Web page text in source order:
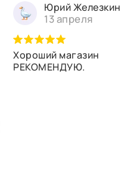
Юрий Железкин
13 апреля
Хороший магазин
РЕКОМЕНДУЮ.